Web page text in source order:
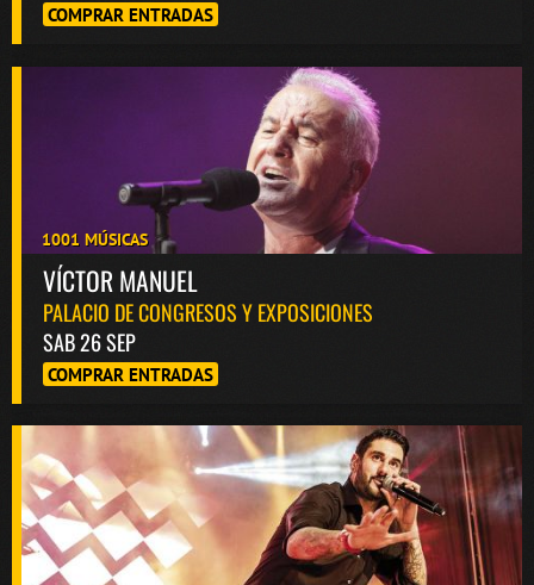
COMPRAR ENTRADAS
1001 MÚSICAS
VÍCTOR MANUEL
PALACIO DE CONGRESOS Y EXPOSICIONES
SAB 26 SEP
COMPRAR ENTRADAS